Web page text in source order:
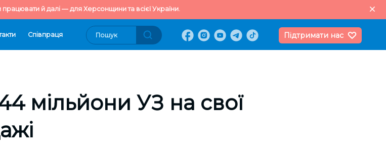
й далі — для Херсонщини та всієї України.
Cпівпраця Підтримати нас
мільйони УЗ на свої